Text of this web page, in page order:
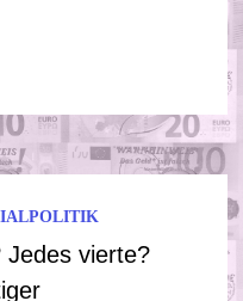
Jedes vierte?